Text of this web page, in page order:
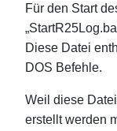
Für den Start
Diese Datei
DOS Befehle.
Weil diese
erstellt werden